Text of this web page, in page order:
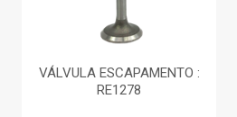
VÁLVULA ESCAPAMENTO :
RE1278